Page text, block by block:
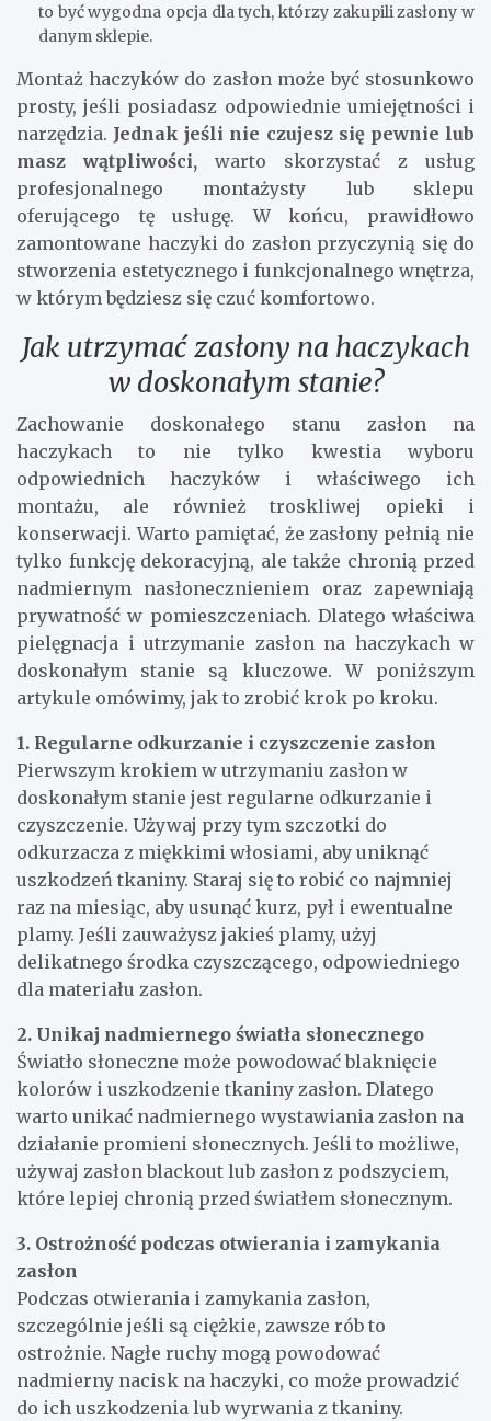
to być wygodna opcja dla tych, którzy zakupili zasłony w
danym sklepie.
Montaż haczyków do zasłon może być stosunkowo
prosty, jeśli posiadasz odpowiednie umiejętności i
narzędzia. Jednak jeśli nie czujesz się pewnie lub
masz wątpliwości, warto skorzystać z usług
profesjonalnego montażysty lub sklepu
oferującego tę usługę. W końcu, prawidłowo
zamontowane haczyki do zasłon przyczynią się do
stworzenia estetycznego i funkcjonalnego wnętrza,
w którym będziesz się czuć komfortowo.
Jak utrzymać zasłony na haczykach
w doskonałym stanie?
Zachowanie doskonałego stanu zasłon na
haczykach to nie tylko kwestia wyboru
odpowiednich haczyków i właściwego ich
montażu, ale również troskliwej opieki i
konserwacji. Warto pamiętać, że zasłony pełnią nie
tylko funkcję dekoracyjną, ale także chronią przed
nadmiernym nasłonecznieniem oraz zapewniają
prywatność w pomieszczeniach. Dlatego właściwa
pielęgnacja i utrzymanie zasłon na haczykach w
doskonałym stanie są kluczowe. W poniższym
artykule omówimy, jak to zrobić krok po kroku.
1. Regularne odkurzanie i czyszczenie zasłon
Pierwszym krokiem w utrzymaniu zasłon w
doskonałym stanie jest regularne odkurzanie i
czyszczenie. Używaj przy tym szczotki do
odkurzacza z miękkimi włosiami, aby uniknąć
uszkodzeń tkaniny. Staraj się to robić co najmniej
raz na miesiąc, aby usunąć kurz, pył i ewentualne
plamy. Jeśli zauważysz jakieś plamy, użyj
delikatnego środka czyszczącego, odpowiedniego
dla materiału zasłon.
2. Unikaj nadmiernego światła słonecznego
Światło słoneczne może powodować blaknięcie
kolorów i uszkodzenie tkaniny zasłon. Dlatego
warto unikać nadmiernego wystawiania zasłon na
działanie promieni słonecznych. Jeśli to możliwe,
używaj zasłon blackout lub zasłon z podszyciem,
które lepiej chronią przed światłem słonecznym.
3. Ostrożność podczas otwierania i zamykania
zasłon
Podczas otwierania i zamykania zasłon,
szczególnie jeśli są ciężkie, zawsze rób to
ostrożnie. Nagłe ruchy mogą powodować
nadmierny nacisk na haczyki, co może prowadzić
do ich uszkodzenia lub wyrwania z tkaniny.